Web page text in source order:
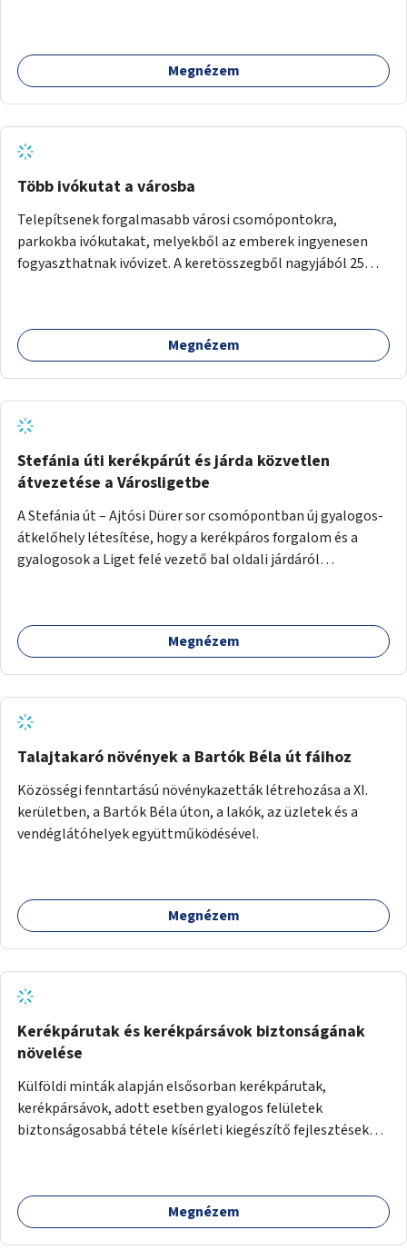
Megnézem
Több ivókutat a városba
Telepítsenek forgalmasabb városi csomópontokra,
parkokba ivókutakat, melyekből az emberek ingyenesen
fogyaszthatnak ivóvizet. A keretösszegből nagyjából 25
Megnézem
Stefánia úti kerékpárút és járda közvetlen
átvezetése a Városligetbe
A Stefánia út – Ajtósi Dürer sor csomópontban új gyalogos-
átkelőhely létesítése, hogy a kerékpáros forgalom és a
gyalogosok a Liget felé vezető bal oldali járdáról
Megnézem
Talajtakaró növények a Bartók Béla út fáihoz
Közösségi fenntartású növénykazetták létrehozása a XI.
kerületben, a Bartók Béla úton, a lakók, az üzletek és a
vendéglátóhelyek együttműködésével.
Megnézem
Kerékpárutak és kerékpársávok biztonságának
növelése
Külföldi minták alapján elsősorban kerékpárutak,
kerékpársávok, adott esetben gyalogos felületek
biztonságosabbá tétele kísérleti kiegészítő fejlesztésekkel
Megnézem